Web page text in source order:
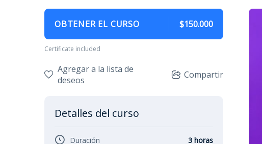
OBTENER EL CURSO $150.000
Certificate included
Agregar a la lista de
deseos
Compartir
Detalles del curso
Duración 3 horas